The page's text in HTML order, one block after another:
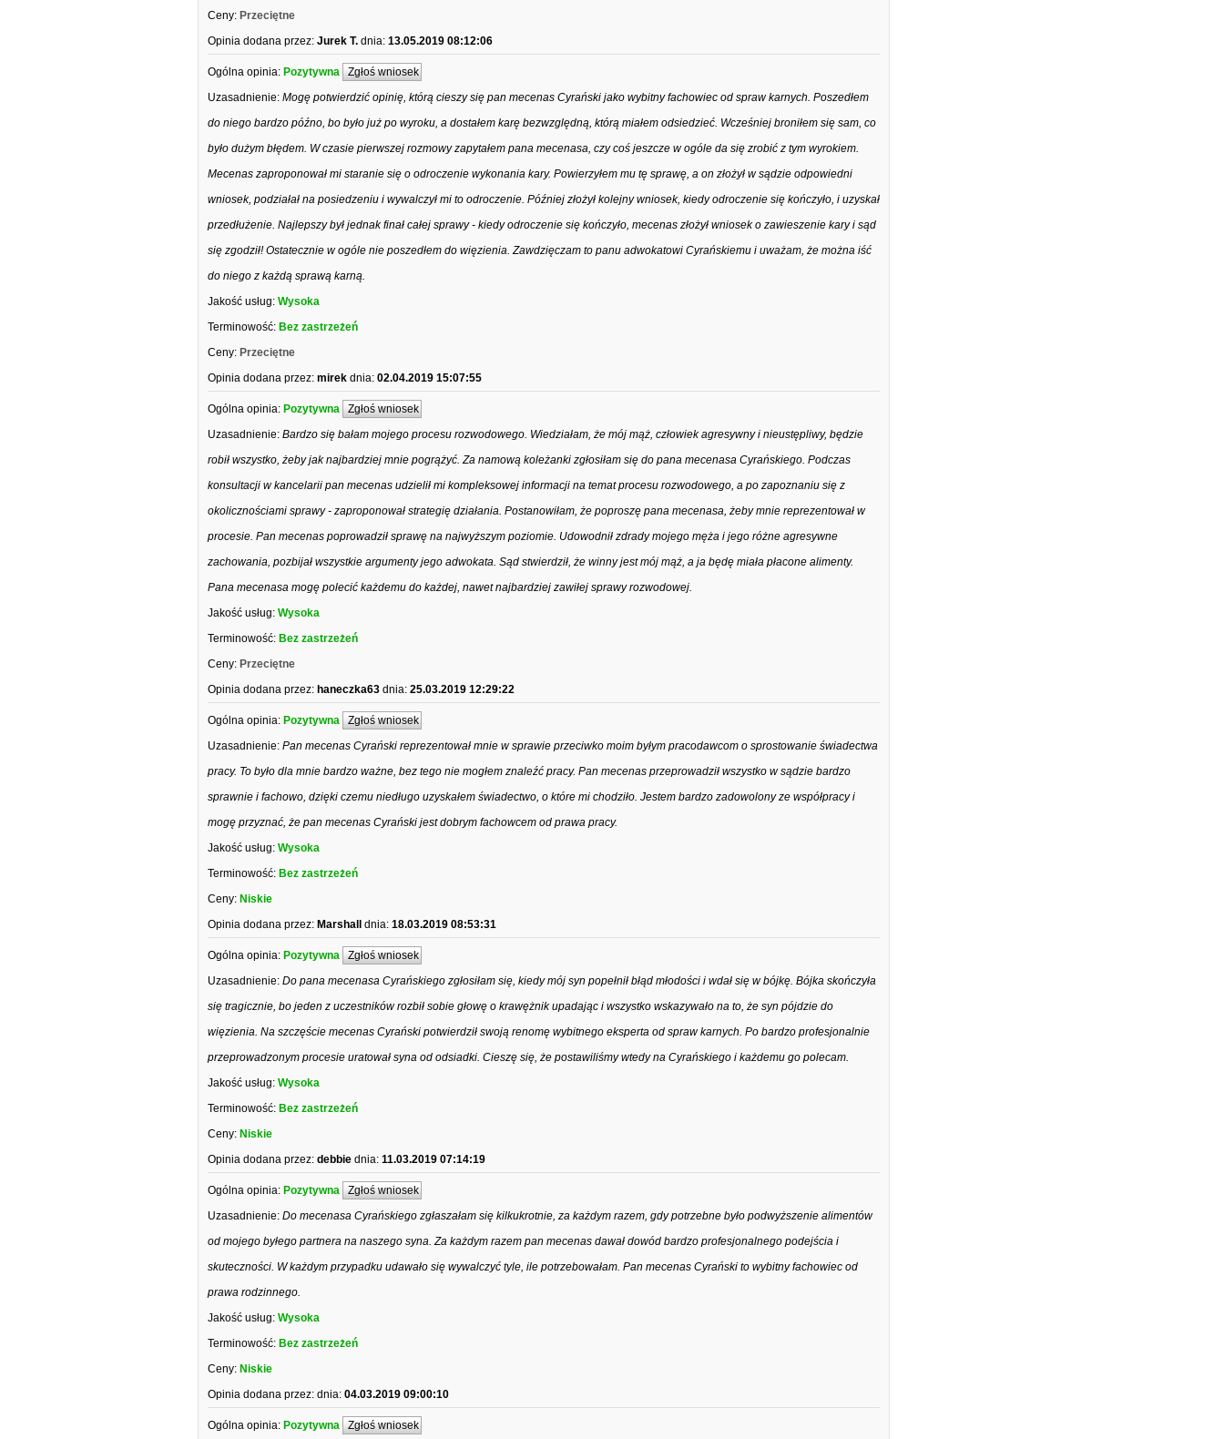
Ceny: Przeciętne
Opinia dodana przez: Jurek T. dnia: 13.05.2019 08:12:06
Ogólna opinia: Pozytywna Zgłoś wniosek
Uzasadnienie: Mogę potwierdzić opinię, którą cieszy się pan mecenas Cyrański jako wybitny fachowiec od spraw karnych. Poszedłem
do niego bardzo późno, bo było już po wyroku, a dostałem karę bezwzględną, którą miałem odsiedzieć. Wcześniej broniłem się sam, co
było dużym błędem. W czasie pierwszej rozmowy zapytałem pana mecenasa, czy coś jeszcze w ogóle da się zrobić z tym wyrokiem.
Mecenas zaproponował mi staranie się o odroczenie wykonania kary. Powierzyłem mu tę sprawę, a on złożył w sądzie odpowiedni
wniosek, podziałał na posiedzeniu i wywalczył mi to odroczenie. Później złożył kolejny wniosek, kiedy odroczenie się kończyło, i uzyskał
przedłużenie. Najlepszy był jednak finał całej sprawy - kiedy odroczenie się kończyło, mecenas złożył wniosek o zawieszenie kary i sąd
się zgodził! Ostatecznie w ogóle nie poszedłem do więzienia. Zawdzięczam to panu adwokatowi Cyrańskiemu i uważam, że można iść
do niego z każdą sprawą karną.
Jakość usług: Wysoka
Terminowość: Bez zastrzeżeń
Ceny: Przeciętne
Opinia dodana przez: mirek dnia: 02.04.2019 15:07:55
Ogólna opinia: Pozytywna Zgłoś wniosek
Uzasadnienie: Bardzo się bałam mojego procesu rozwodowego. Wiedziałam, że mój mąż, człowiek agresywny i nieustępliwy, będzie
robił wszystko, żeby jak najbardziej mnie pogrążyć. Za namową koleżanki zgłosiłam się do pana mecenasa Cyrańskiego. Podczas
konsultacji w kancelarii pan mecenas udzielił mi kompleksowej informacji na temat procesu rozwodowego, a po zapoznaniu się z
okolicznościami sprawy - zaproponował strategię działania. Postanowiłam, że poproszę pana mecenasa, żeby mnie reprezentował w
procesie. Pan mecenas poprowadził sprawę na najwyższym poziomie. Udowodnił zdrady mojego męża i jego różne agresywne
zachowania, pozbijał wszystkie argumenty jego adwokata. Sąd stwierdził, że winny jest mój mąż, a ja będę miała płacone alimenty.
Pana mecenasa mogę polecić każdemu do każdej, nawet najbardziej zawiłej sprawy rozwodowej.
Jakość usług: Wysoka
Terminowość: Bez zastrzeżeń
Ceny: Przeciętne
Opinia dodana przez: haneczka63 dnia: 25.03.2019 12:29:22
Ogólna opinia: Pozytywna Zgłoś wniosek
Uzasadnienie: Pan mecenas Cyrański reprezentował mnie w sprawie przeciwko moim byłym pracodawcom o sprostowanie świadectwa
pracy. To było dla mnie bardzo ważne, bez tego nie mogłem znaleźć pracy. Pan mecenas przeprowadził wszystko w sądzie bardzo
sprawnie i fachowo, dzięki czemu niedługo uzyskałem świadectwo, o które mi chodziło. Jestem bardzo zadowolony ze współpracy i
mogę przyznać, że pan mecenas Cyrański jest dobrym fachowcem od prawa pracy.
Jakość usług: Wysoka
Terminowość: Bez zastrzeżeń
Ceny: Niskie
Opinia dodana przez: Marshall dnia: 18.03.2019 08:53:31
Ogólna opinia: Pozytywna Zgłoś wniosek
Uzasadnienie: Do pana mecenasa Cyrańskiego zgłosiłam się, kiedy mój syn popełnił błąd młodości i wdał się w bójkę. Bójka skończyła
się tragicznie, bo jeden z uczestników rozbił sobie głowę o krawężnik upadając i wszystko wskazywało na to, że syn pójdzie do
więzienia. Na szczęście mecenas Cyrański potwierdził swoją renomę wybitnego eksperta od spraw karnych. Po bardzo profesjonalnie
przeprowadzonym procesie uratował syna od odsiadki. Cieszę się, że postawiliśmy wtedy na Cyrańskiego i każdemu go polecam.
Jakość usług: Wysoka
Terminowość: Bez zastrzeżeń
Ceny: Niskie
Opinia dodana przez: debbie dnia: 11.03.2019 07:14:19
Ogólna opinia: Pozytywna Zgłoś wniosek
Uzasadnienie: Do mecenasa Cyrańskiego zgłaszałam się kilkukrotnie, za każdym razem, gdy potrzebne było podwyższenie alimentów
od mojego byłego partnera na naszego syna. Za każdym razem pan mecenas dawał dowód bardzo profesjonalnego podejścia i
skuteczności. W każdym przypadku udawało się wywalczyć tyle, ile potrzebowałam. Pan mecenas Cyrański to wybitny fachowiec od
prawa rodzinnego.
Jakość usług: Wysoka
Terminowość: Bez zastrzeżeń
Ceny: Niskie
Opinia dodana przez: dnia: 04.03.2019 09:00:10
Ogólna opinia: Pozytywna Zgłoś wniosek